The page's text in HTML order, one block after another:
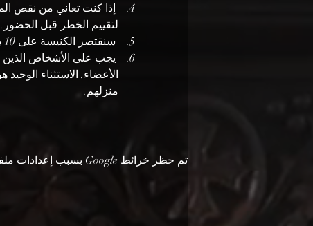
لتقييم الخطر قبل الحضور.
منزلهم.
تم حظر خرائط Google بسبب إعدادات ملفات تعريف الارتباط التحليلية والوظيفية لديك.